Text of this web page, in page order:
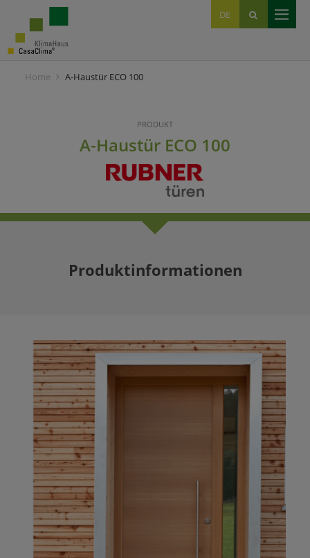
DE
IT
EN
Home A-Haustür ECO 100
PRODUKT
A-Haustür ECO 100
Produktinformationen